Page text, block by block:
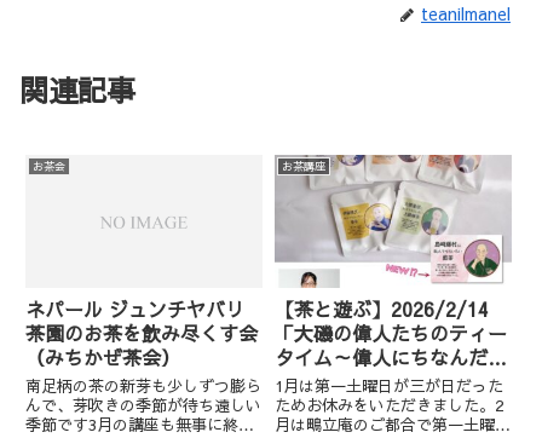
teanilmanel
関連記事
お茶会
ネパール ジュンチヤバリ
茶園のお茶を飲み尽くす会
（みちかぜ茶会）
南足柄の茶の新芽も少しずつ膨ら
んで、芽吹きの季節が待ち遠しい
季節です3月の講座も無事に終了
お茶講座
【茶と遊ぶ】2026/2/14
「大磯の偉人たちのティー
タイム～偉人にちなんだお
茶を飲みながら～」（講
座）
1月は第一土曜日が三が日だった
ためお休みをいただきました。2
月は鴫立庵のご都合で第一土曜日